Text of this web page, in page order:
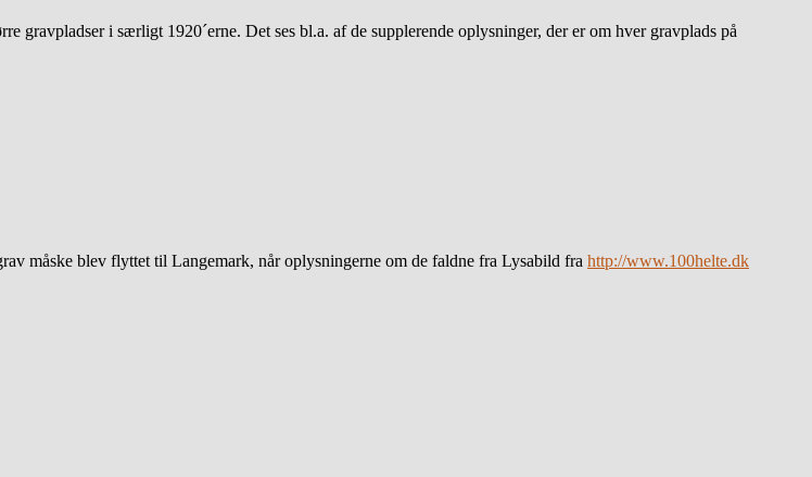
gravpladser i særligt 1920´erne. Det ses bl.a. af de supplerende oplysninger, der er om hver gravplads på
måske blev flyttet til Langemark, når oplysningerne om de faldne fra Lysabild fra http://www.100helte.dk